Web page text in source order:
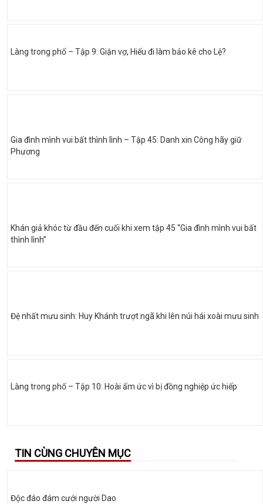
Làng trong phố – Tập 9: Giận vợ, Hiếu đi làm bảo kê cho Lệ?
Gia đình mình vui bất thình lình – Tập 45: Danh xin Công hãy giữ
Phương
Khán giả khóc từ đầu đến cuối khi xem tập 45 “Gia đình mình vui bất
thình lình”
Đệ nhất mưu sinh: Huy Khánh trượt ngã khi lên núi hái xoài mưu sinh
Làng trong phố – Tập 10: Hoài ấm ức vì bị đồng nghiệp ức hiếp
TIN CÙNG CHUYÊN MỤC
Độc đáo đám cưới người Dao